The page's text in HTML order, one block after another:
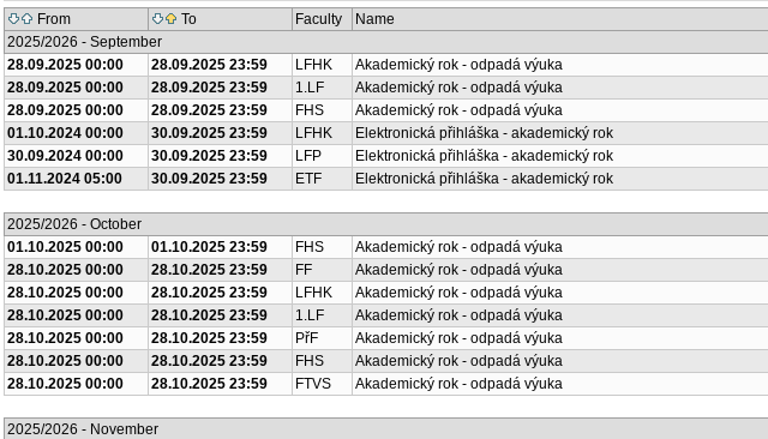
From To Faculty Name
2025/2026 - September
28.09.2025 00:00
28.09.2025 23:59 LFHK Akademický rok - odpadá výuka
28.09.2025 00:00
28.09.2025 23:59 1.LF Akademický rok - odpadá výuka
28.09.2025 00:00
28.09.2025 23:59 FHS Akademický rok - odpadá výuka
01.10.2024 00:00
30.09.2025 23:59 LFHK Elektronická přihláška - akademický rok
30.09.2024 00:00
30.09.2025 23:59 LFP Elektronická přihláška - akademický rok
01.11.2024 05:00
30.09.2025 23:59 ETF Elektronická přihláška - akademický rok
2025/2026 - October
01.10.2025 00:00
01.10.2025 23:59 FHS Akademický rok - odpadá výuka
28.10.2025 00:00
28.10.2025 23:59 FF Akademický rok - odpadá výuka
28.10.2025 00:00
28.10.2025 23:59 LFHK Akademický rok - odpadá výuka
28.10.2025 00:00
28.10.2025 23:59 1.LF Akademický rok - odpadá výuka
28.10.2025 00:00
28.10.2025 23:59 PřF Akademický rok - odpadá výuka
28.10.2025 00:00
28.10.2025 23:59 FHS Akademický rok - odpadá výuka
28.10.2025 00:00
28.10.2025 23:59 FTVS Akademický rok - odpadá výuka
2025/2026 - November